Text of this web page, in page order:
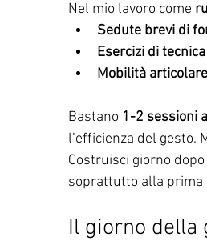
Nel mio lavoro come
Sedute brevi di
Esercizi di
Mobilità
Bastano 1-2 sessioni
l’efficienza del gesto.
Costruisci giorno
soprattutto alla prima
Il giorno della